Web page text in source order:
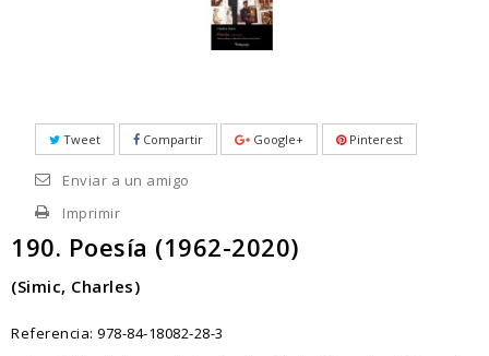
Tweet Compartir Google+ Pinterest
Enviar a un amigo
Imprimir
190. Poesía (1962-2020)
(Simic, Charles)
Referencia: 978-84-18082-28-3